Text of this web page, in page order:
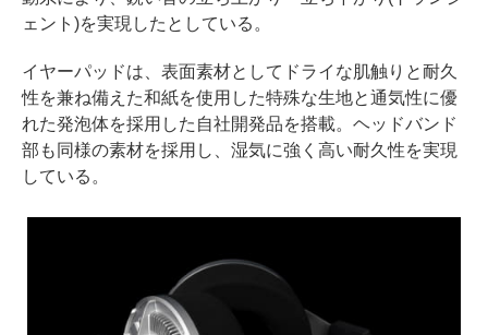
ェント)を実現したとしている。
イヤーパッドは、表面素材としてドライな肌触りと耐久
性を兼ね備えた和紙を使用した特殊な生地と通気性に優
れた発泡体を採用した自社開発品を搭載。ヘッドバンド
部も同様の素材を採用し、湿気に強く高い耐久性を実現
している。